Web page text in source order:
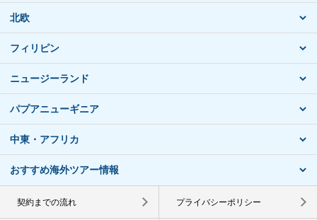
北欧
フィリピン
ニュージーランド
パプアニューギニア
中東・アフリカ
おすすめ海外ツアー情報
契約までの流れ プライバシーポリシー